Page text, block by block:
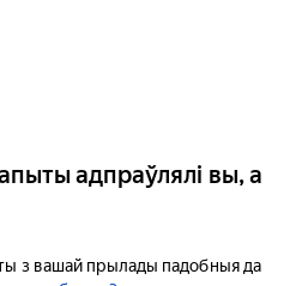
адпраўлялі вы, а
з вашай прылады падобныя да